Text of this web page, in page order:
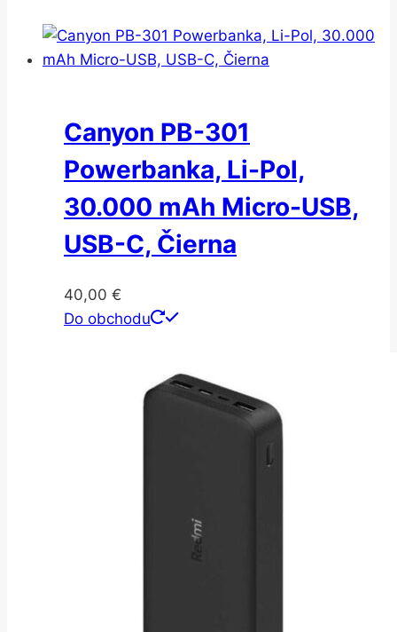
Canyon PB-301
Powerbanka, Li-Pol,
30.000 mAh Micro-USB,
USB-C, Čierna
40,00 €
Do obchodu